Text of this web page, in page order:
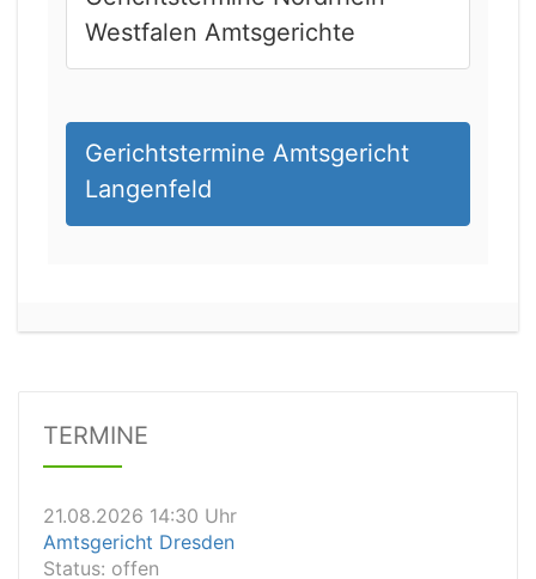
Westfalen Amtsgerichte
Gerichtstermine Amtsgericht
Langenfeld
TERMINE
21.08.2026 11:30 Uhr
21.08.2026 14:30 Uhr
Status:offen
Dauer: 10 Minuten